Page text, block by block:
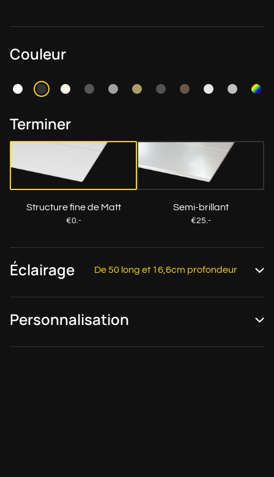
Couleur
Terminer
Structure fine de Matt
€0.-
Semi-brillant
€25.-
Éclairage De 50 long et 16,6cm profondeur
Personnalisation